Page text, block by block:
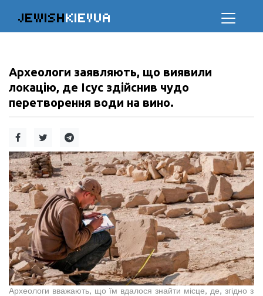
JEWISHKIEVUA
Археологи заявляють, що виявили
локацію, де Ісус здійснив чудо
перетворення води на вино.
Археологи вважають, що їм вдалося знайти місце, де, згідно з